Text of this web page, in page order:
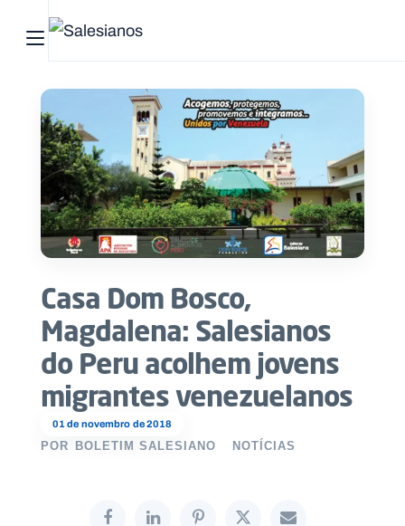
Abrir menu principal
01 de novembro de 2018
Casa Dom Bosco,
Magdalena: Salesianos
do Peru acolhem jovens
migrantes venezuelanos
POR BOLETIM SALESIANO NOTÍCIAS
Pesquisar no site
Início
Quem
somos
O
que
fazemos
Recursos
Notícias